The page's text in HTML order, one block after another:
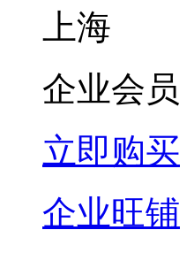
上海
企业会员
立即购买
企业旺铺